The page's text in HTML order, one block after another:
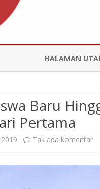
HALAMAN
Baru
Pertama
Tak ada komentar